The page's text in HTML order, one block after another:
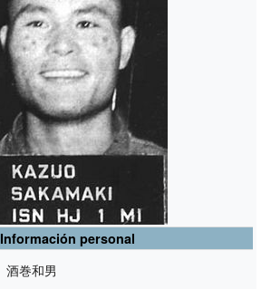
Información personal
酒巻和男